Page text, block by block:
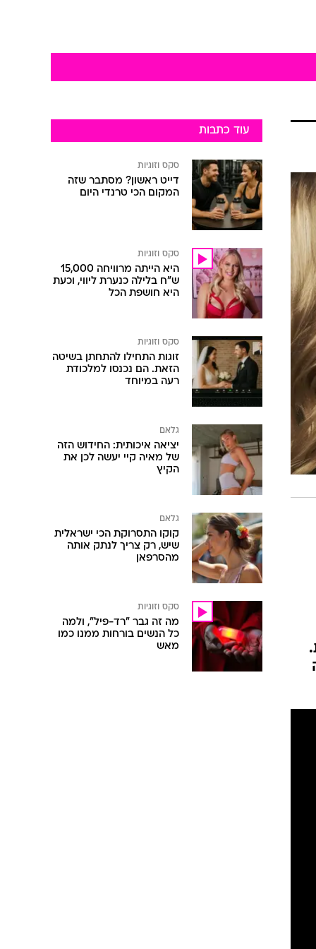
עוד כתבות
סקס וזוגיות
דייט ראשון? מסתבר שזה
המקום הכי טרנדי היום
סקס וזוגיות
היא הייתה מרוויחה 15,000
ש"ח בלילה כנערת ליווי, וכעת
היא חושפת הכל
סקס וזוגיות
זוגות התחילו להתחתן בשיטה
הזאת. הם נכנסו למלכודת
רעה במיוחד
גלאם
יציאה איכותית: החידוש הזה
של מאיה קיי יעשה לכן את
הקיץ
גלאם
קוקו התסרוקת הכי ישראלית
שיש, רק צריך לנתק אותה
מהסרפאן
סקס וזוגיות
מה זה גבר "רד-פיל", ולמה
כל הנשים בורחות ממנו כמו
מאש